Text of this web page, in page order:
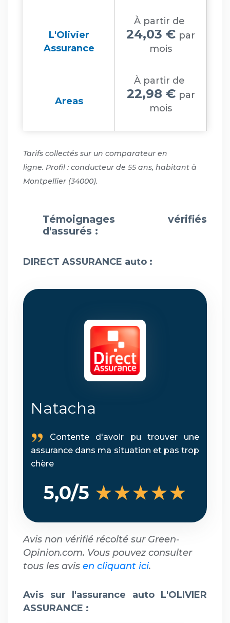
L'Olivier
Assurance
À partir de
24,03 € par
mois
Areas
À partir de
22,98 € par
mois
Tarifs collectés sur un comparateur en
ligne. Profil : conducteur de 55 ans, habitant à
Montpellier (34000).
Témoignages vérifiés
d'assurés :
DIRECT ASSURANCE auto :
Natacha
Contente d'avoir pu trouver une
assurance dans ma situation et pas trop
chère
5,0/5 ★★★★★
Avis non vérifié récolté sur Green-
Opinion.com. Vous pouvez consulter
tous les avis en cliquant ici.
Avis sur l'assurance auto L'OLIVIER
ASSURANCE :